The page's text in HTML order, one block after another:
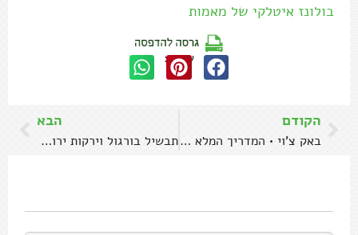
בולונז איטלקי של מאמות
שתפו:
הקודם
באק צ'וי • המדריך המלא לשימוש בירק ו-3 מתכונים
הבא
תבשיל בורגול וירקות ירוקים